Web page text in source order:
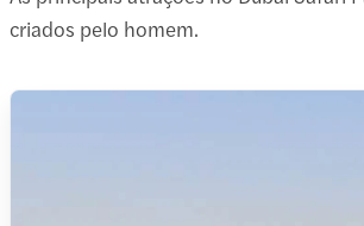
criados pelo homem.